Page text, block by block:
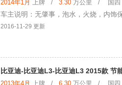
2014年1月 上牌 / 3.30 万公里 / 国四 /
车主说明：无肇事，泡水，火烧，内饰
2016-11-29 更新
比亚迪-比亚迪L3-比亚迪L3 2015款 节
2013年4月 上牌 / 6.30 万公里 / 国四 /